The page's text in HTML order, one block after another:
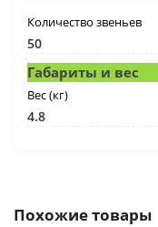
Количество звеньев
50
Габариты и вес
Вес (кг)
4.8
Похожие товары